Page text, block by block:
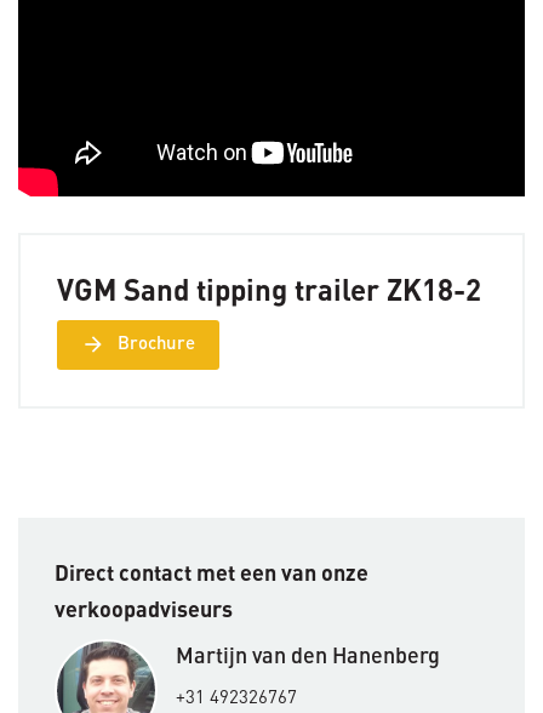
VGM Sand tipping trailer ZK18-2
arrow_forward Brochure
Direct contact met een van onze
verkoopadviseurs
Martijn van den Hanenberg
+31 492326767